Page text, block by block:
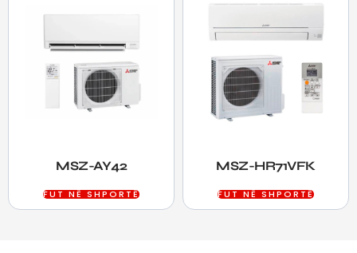
MSZ-AY42
FUT NË SHPORTË
MSZ-HR71VFK
FUT NË SHPORTË